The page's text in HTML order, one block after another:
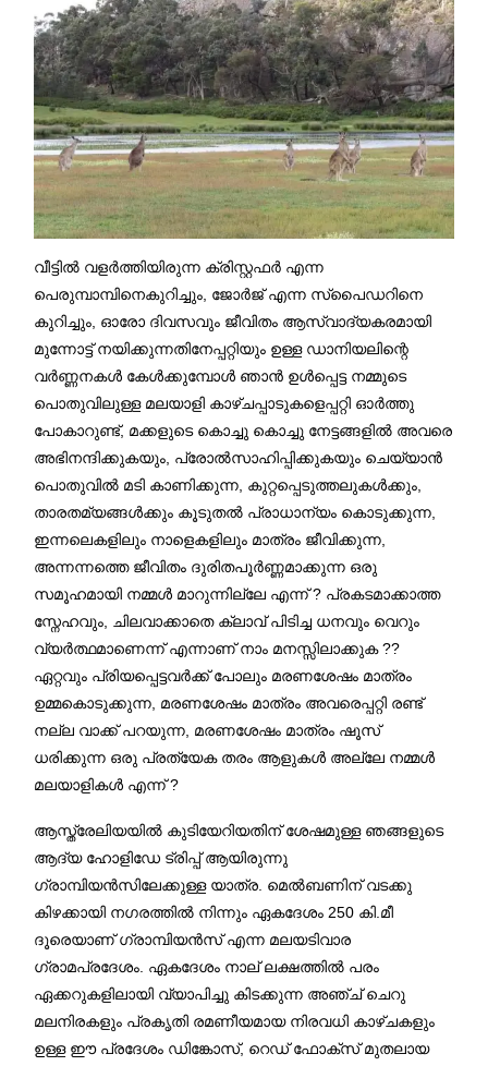
വീട്ടിൽ വളർത്തിയിരുന്ന ക്രിസ്റ്റഫർ എന്ന
പെരുമ്പാമ്പിനെകുറിച്ചും, ജോർജ് എന്ന സ്പൈഡറിനെ
കുറിച്ചും, ഓരോ ദിവസവും ജീവിതം ആസ്വാദ്യകരമായി
മുന്നോട്ട് നയിക്കുന്നതിനേപ്പറ്റിയും ഉള്ള ഡാനിയലിന്റെ
വർണ്ണനകൾ കേൾക്കുമ്പോൾ ഞാൻ ഉൾപ്പെട്ട നമ്മുടെ
പൊതുവിലുള്ള മലയാളി കാഴ്ചപ്പാടുകളെപ്പറ്റി ഓർത്തു
പോകാറുണ്ട്, മക്കളുടെ കൊച്ചു കൊച്ചു നേട്ടങ്ങളിൽ അവരെ
അഭിനന്ദിക്കുകയും, പ്രോൽസാഹിപ്പിക്കുകയും ചെയ്യാൻ
പൊതുവിൽ മടി കാണിക്കുന്ന, കുറ്റപ്പെടുത്തലുകൾക്കും,
താരതമ്യങ്ങൾക്കും കൂടുതൽ പ്രാധാന്യം കൊടുക്കുന്ന,
ഇന്നലെകളിലും നാളെകളിലും മാത്രം ജീവിക്കുന്ന,
അന്നന്നത്തെ ജീവിതം ദുരിതപൂർണ്ണമാക്കുന്ന ഒരു
സമൂഹമായി നമ്മൾ മാറുന്നില്ലേ എന്ന് ? പ്രകടമാക്കാത്ത
സ്നേഹവും, ചിലവാക്കാതെ ക്ലാവ് പിടിച്ച ധനവും വെറും
വ്യർത്ഥമാണെന്ന് എന്നാണ് നാം മനസ്സിലാക്കുക ??
ഏറ്റവും പ്രിയപ്പെട്ടവർക്ക് പോലും മരണശേഷം മാത്രം
ഉമ്മകൊടുക്കുന്ന, മരണശേഷം മാത്രം അവരെപ്പറ്റി രണ്ട്
നല്ല വാക്ക് പറയുന്ന, മരണശേഷം മാത്രം ഷൂസ്
ധരിക്കുന്ന ഒരു പ്രത്യേക തരം ആളുകൾ അല്ലേ നമ്മൾ
മലയാളികൾ എന്ന് ?
ആസ്ത്രേലിയയിൽ കുടിയേറിയതിന് ശേഷമുള്ള ഞങ്ങളുടെ
ആദ്യ ഹോളിഡേ ട്രിപ്പ് ആയിരുന്നു
ഗ്രാമ്പിയൻസിലേക്കുള്ള യാത്ര. മെൽബണിന് വടക്കു
കിഴക്കായി നഗരത്തിൽ നിന്നും ഏകദേശം 250 കി.മീ
ദൂരെയാണ് ഗ്രാമ്പിയൻസ് എന്ന മലയടിവാര
ഗ്രാമപ്രദേശം. ഏകദേശം നാല് ലക്ഷത്തിൽ പരം
ഏക്കറുകളിലായി വ്യാപിച്ചു കിടക്കുന്ന അഞ്ച് ചെറു
മലനിരകളും പ്രകൃതി രമണീയമായ നിരവധി കാഴ്ചകളും
ഉള്ള ഈ പ്രദേശം ഡിങ്കോസ്, റെഡ് ഫോക്സ് മുതലായ